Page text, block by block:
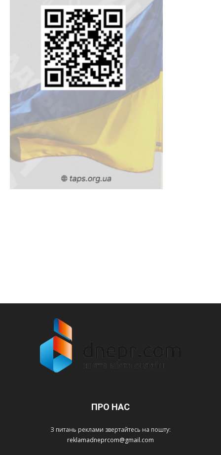
ПРО НАС
З питань реклами звертайтесь на пошту:
reklamadneprcom@gmail.com